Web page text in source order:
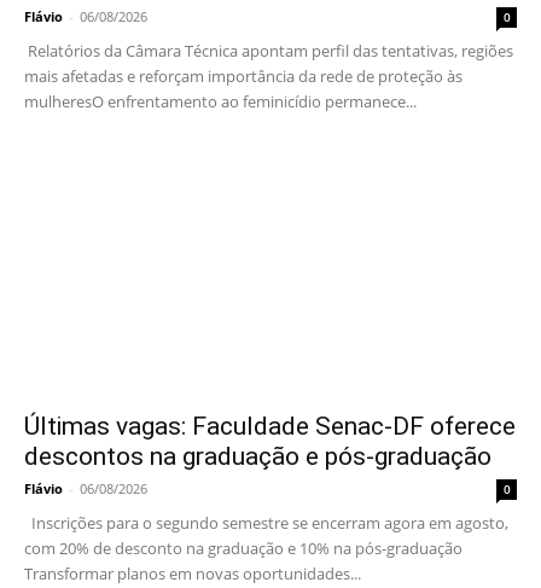
Flávio - 06/08/2026 0
Relatórios da Câmara Técnica apontam perfil das tentativas, regiões
mais afetadas e reforçam importância da rede de proteção às
mulheresO enfrentamento ao feminicídio permanece...
Últimas vagas: Faculdade Senac-DF oferece
descontos na graduação e pós-graduação
Flávio - 06/08/2026 0
Inscrições para o segundo semestre se encerram agora em agosto,
com 20% de desconto na graduação e 10% na pós-graduação
Transformar planos em novas oportunidades...